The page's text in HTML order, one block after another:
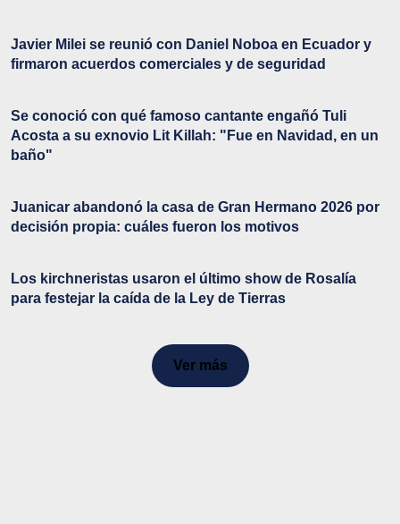
Javier Milei se reunió con Daniel Noboa en Ecuador y
firmaron acuerdos comerciales y de seguridad
Se conoció con qué famoso cantante engañó Tuli
Acosta a su exnovio Lit Killah: "Fue en Navidad, en un
baño"
Juanicar abandonó la casa de Gran Hermano 2026 por
decisión propia: cuáles fueron los motivos
Los kirchneristas usaron el último show de Rosalía
para festejar la caída de la Ley de Tierras
Ver más